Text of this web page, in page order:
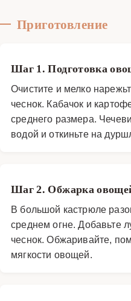
Приготовление
Шаг 1. Подготовка
Очистите и мелко
чеснок. Кабачок и
среднего размера.
водой и откиньте на
Шаг 2. Обжарка
В большой кастрюле
среднем огне. Добавьте
чеснок. Обжаривайте,
мягкости овощей.